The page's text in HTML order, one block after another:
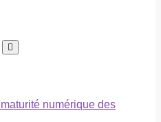
numérique des